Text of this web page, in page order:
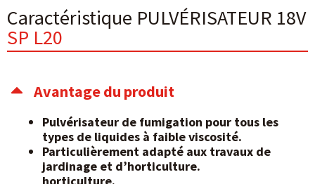
Caractéristique PULVÉRISATEUR 18V
SP L20
Avantage du produit
Pulvérisateur de fumigation pour tous les
types de liquides à faible viscosité.
Particulièrement adapté aux travaux de
jardinage et d’horticulture.